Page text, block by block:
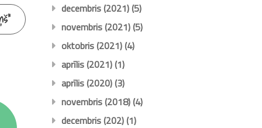
decembris (2021)(5)
novembris (2021)(5)
oktobris (2021)(4)
aprīlis (2021)(1)
aprīlis (2020)(3)
novembris (2018)(4)
decembris (202)(1)